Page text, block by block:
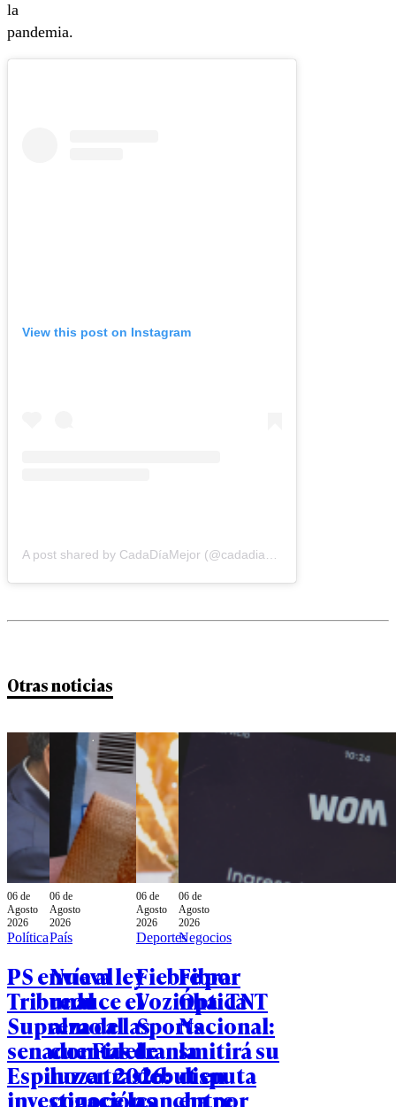
la
pandemia.
View this post on Instagram
Otras noticias
06 de
Agosto
2026
Política
PS envía al
Tribunal
Supremo al
senador Fidel
Espinoza tras
investigación
06 de
Agosto
2026
País
Nueva ley
reduce el
alza de las
cuentas de
luz en 2026:
conoce las
06 de
Agosto
2026
Deportes
Fiebre por
Vozinha: TNT
Sports
transmitirá su
debut en
cancha por
06 de
Agosto
2026
Negocios
Fibra
Óptica
Nacional:
la
disputa
entre